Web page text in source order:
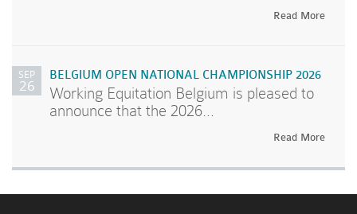
Read More
SEP
26
BELGIUM OPEN NATIONAL CHAMPIONSHIP 2026
Working Equitation Belgium is pleased to
announce that the 2026...
Read More